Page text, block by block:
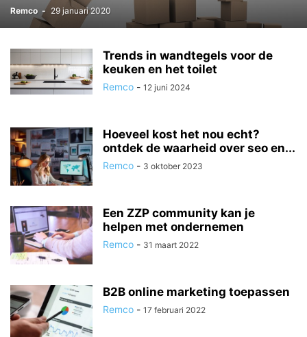
Remco - 29 januari 2020
Trends in wandtegels voor de
keuken en het toilet
Remco - 12 juni 2024
Hoeveel kost het nou echt?
ontdek de waarheid over seo en...
Remco - 3 oktober 2023
Een ZZP community kan je
helpen met ondernemen
Remco - 31 maart 2022
B2B online marketing toepassen
Remco - 17 februari 2022